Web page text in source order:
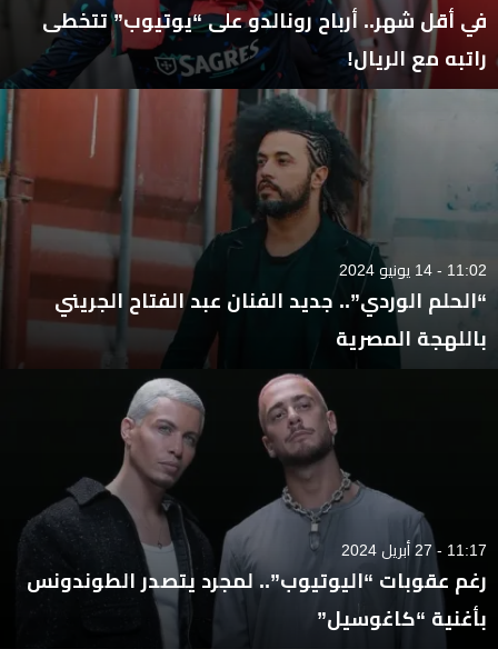
في أقل شهر.. أرباح رونالدو على “يوتيوب” تتخطى
راتبه مع الريال!
11:02 - 14 يونيو 2024
“الحلم الوردي”.. جديد الفنان عبد الفتاح الجريني
باللهجة المصرية
11:17 - 27 أبريل 2024
رغم عقوبات “اليوتيوب”.. لمجرد يتصدر الطوندونس
بأغنية “كاغوسيل”